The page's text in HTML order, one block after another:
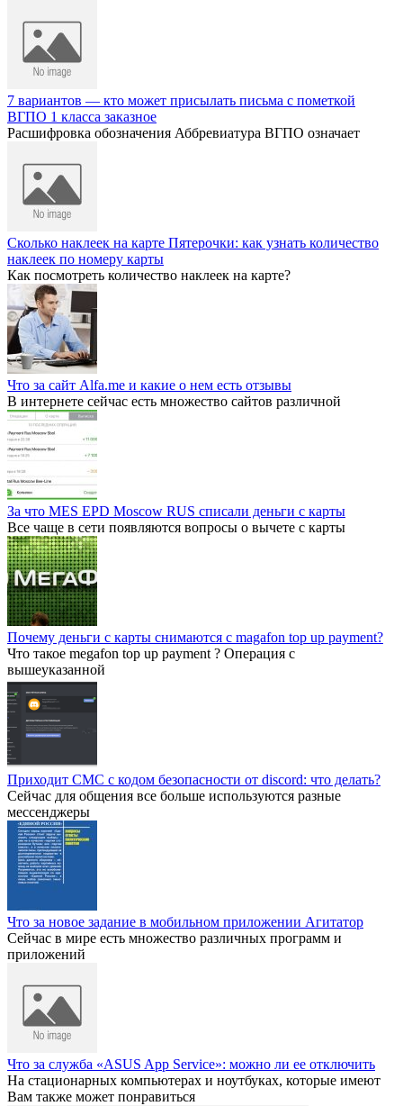
7 вариантов — кто может присылать письма с пометкой
ВГПО 1 класса заказное
Расшифровка обозначения Аббревиатура ВГПО означает
Сколько наклеек на карте Пятерочки: как узнать количество
наклеек по номеру карты
Как посмотреть количество наклеек на карте?
Что за сайт Alfa.me и какие о нем есть отзывы
В интернете сейчас есть множество сайтов различной
За что MES EPD Moscow RUS списали деньги с карты
Все чаще в сети появляются вопросы о вычете с карты
Почему деньги с карты снимаются с magafon top up payment?
Что такое megafon top up payment ? Операция с
вышеуказанной
Приходит СМС с кодом безопасности от discord: что делать?
Сейчас для общения все больше используются разные
мессенджеры
Что за новое задание в мобильном приложении Агитатор
Сейчас в мире есть множество различных программ и
приложений
Что за служба «ASUS App Service»: можно ли ее отключить
На стационарных компьютерах и ноутбуках, которые имеют
Вам также может понравиться